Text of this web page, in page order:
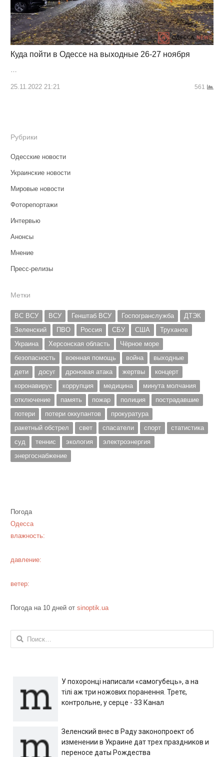
Куда пойти в Одессе на выходные 26-27 ноября
…
25.11.2022 21:21 561
Рубрики
Одесские новости
Украинские новости
Мировые новости
Фоторепортажи
Интервью
Анонсы
Мнение
Пресс-релизы
Метки
ВС ВСУ ВСУ Генштаб ВСУ Госпогранслужба
ДТЭК
Зеленский
ПВО Россия СБУ США
Труханов
Украина
Херсонская область
Чёрное море
безопасность
военная помощь война
выходные
дети
досуг дроновая атака жертвы
концерт
коронавирус
коррупция медицина
минута молчания
отключение
память пожар полиция
пострадавшие
потери
потери оккупантов
прокуратура
ракетный обстрел
свет спасатели спорт
статистика
суд
теннис экология
электроэнергия
энергоснабжение
Погода
Одесса
влажность:
давление:
ветер:
Погода на 10 дней от sinoptik.ua
Найти:
У похоронці написали «самогубець», а на
тілі аж три ножових поранення. Третє,
контрольне, у серце - 33 Канал
Зеленский внес в Раду законопроект об
изменении в Украине дат трех праздников и
переносе даты Рождества